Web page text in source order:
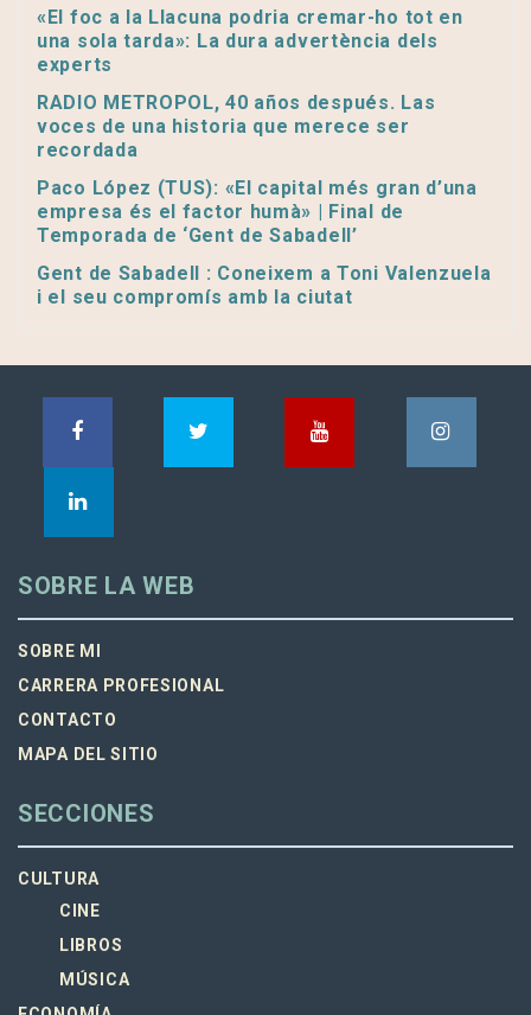
«El foc a la Llacuna podria cremar-ho tot en
una sola tarda»: La dura advertència dels
experts
RADIO METROPOL, 40 años después. Las
voces de una historia que merece ser
recordada
Paco López (TUS): «El capital més gran d’una
empresa és el factor humà» | Final de
Temporada de ‘Gent de Sabadell’
Gent de Sabadell : Coneixem a Toni Valenzuela
i el seu compromís amb la ciutat
SOBRE LA WEB
SOBRE MI
CARRERA PROFESIONAL
CONTACTO
MAPA DEL SITIO
SECCIONES
CULTURA
CINE
LIBROS
MÚSICA